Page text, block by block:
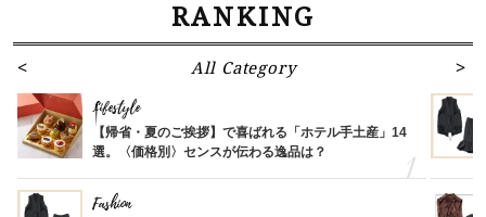
RANKING
All Category
Lifestyle
【帰省・夏のご挨拶】で喜ばれる「ホテル手土産」14
選。〈価格別〉センスが伝わる逸品は？
Fashion